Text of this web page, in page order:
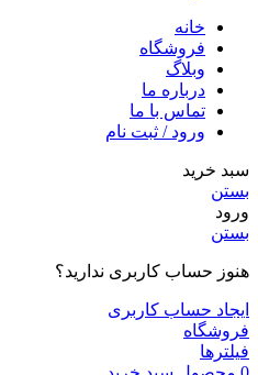
خانه
فروشگاه
وبلاگ
درباره ما
تماس با ما
ورود / ثبت نام
سبد خرید
بستن
ورود
بستن
هنوز حساب کاربری ندارید؟
ایجاد حساب کاربری
فروشگاه
فیلترها